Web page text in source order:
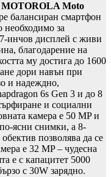
MOTOROLA Moto
балансиран смартфон
необходимо за
инчов дисплей с живи
благодарение на
му достига до 1600
дори навън при
и надеждно,
6s Gen 3 и до 8
и социални
камера е 50 MP и
ясни снимки, а 8-
позволява да се
е 32 MP – чудесна
е с капацитет 5000
с 30W зарядно.